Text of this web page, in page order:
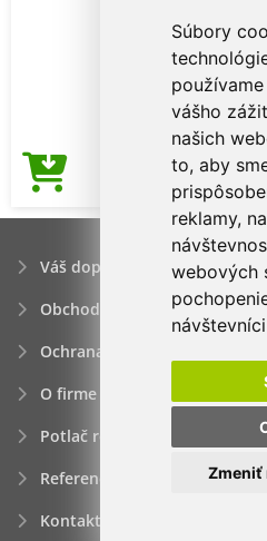
Súbory
vášho
našich
to, aby
reklamy,
webových
Zmeniť
Váš dopyt
Obchodné podmienky
Ochrana osobných údajov
O firme
Potlač reklamných
Referencie
Kontakt